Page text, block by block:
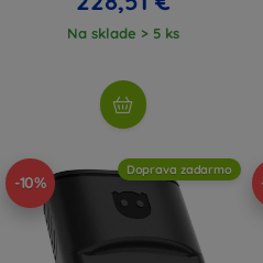
Na sklade > 5 ks
-10%
Doprava zadarmo